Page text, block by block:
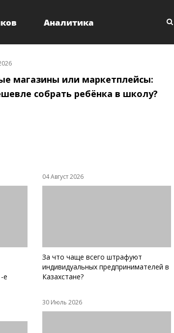
Аналитика
магазины или маркетплейсы:
собрать ребёнка в школу?
е
04 Август 2026
За что чаще всего штрафуют
индивидуальных предпринимателей в
Казахстане?
30 Июль 2026